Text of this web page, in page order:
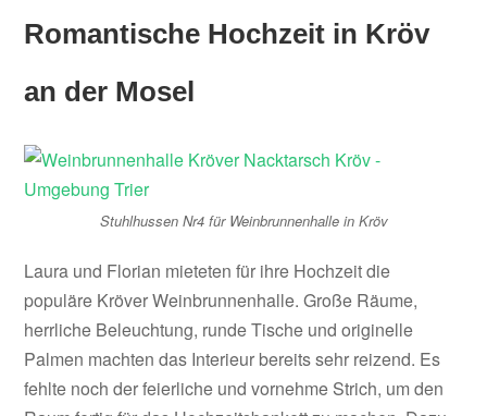
Romantische Hochzeit in Kröv
an der Mosel
Stuhlhussen Nr4 für Weinbrunnenhalle in Kröv
Laura und Florian mieteten für ihre Hochzeit die
populäre Kröver Weinbrunnenhalle. Große Räume,
herrliche Beleuchtung, runde Tische und originelle
Palmen machten das Interieur bereits sehr reizend. Es
fehlte noch der feierliche und vornehme Strich, um den